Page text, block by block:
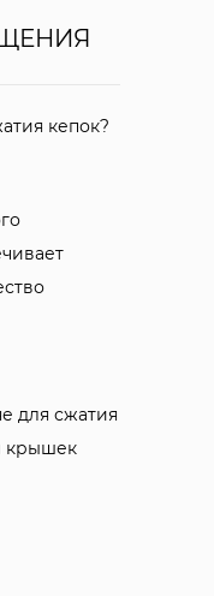
кепок?
для сжатия
крышек